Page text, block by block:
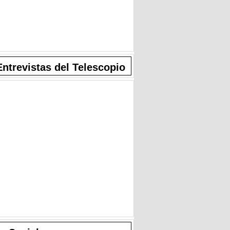
del Telescopio